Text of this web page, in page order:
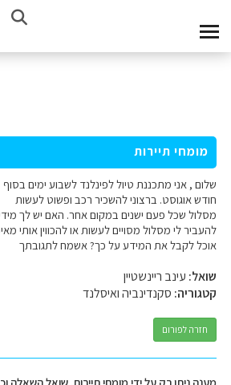
מומחי תיירות
שלום , אני מתכננת טיול לפינלנד לשבוע ימים בסוף
חודש אוגוסט. ברצוני להשכיר רכב ופשוט לעשות
מסלול שכל פעם ישנים במקום אחר. האם יש לך
להעביר לי מסלול מסויים לעשות או להכווין אותי
אוכל לקבל את המידע על כך? אשמח לתגובתך
שואל: עינב ריינשטיין
קטגוריה: סקנדינביה ואיסלנד
חזרה לפורום